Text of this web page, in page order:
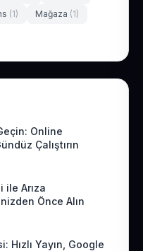
(1) Mağaza (1)
Online
Çalıştırın
ile Arıza
Önce Alın
Hızlı Yayın, Google